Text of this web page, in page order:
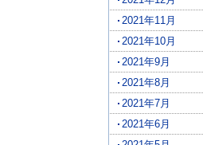
2021年11月
2021年10月
2021年9月
2021年8月
2021年7月
2021年6月